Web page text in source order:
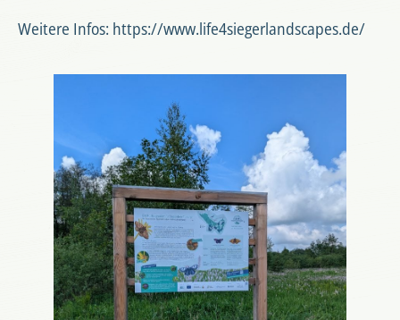
Weitere Infos: https://www.life4siegerlandscapes.de/